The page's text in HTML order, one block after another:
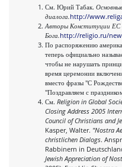
См. Юрий Табак.
диалога.http://
Авторы Конституции ЕС
Бога.http://religio.ru/
По распоряжению
теперь официально
чтобы не нарушать
время церемонии
вместо фразы "С
"Поздравляем с
См. Religion in Global
Closing Address 2005
Council of Christians and
Kasper, Walter. "Nostra
christlichen Dialogs.
Rabbinern in
Jewish Appreciation of